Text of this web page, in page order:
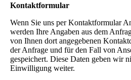
Kontaktformular
Wenn Sie uns per Kontaktformular
werden Ihre Angaben aus dem
von Ihnen dort angegebenen
der Anfrage und für den Fall von
gespeichert. Diese Daten geben wir
Einwilligung weiter.